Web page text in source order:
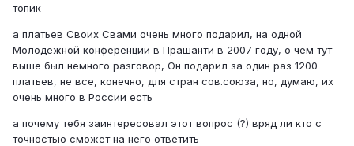
топик
а платьев Своих Свами очень много подарил, на одной
Молодёжной конференции в Прашанти в 2007 году, о чём тут
выше был немного разговор, Он подарил за один раз 1200
платьев, не все, конечно, для стран сов.союза, но, думаю, их
очень много в России есть
а почему тебя заинтересовал этот вопрос (?) вряд ли кто с
точностью сможет на него ответить